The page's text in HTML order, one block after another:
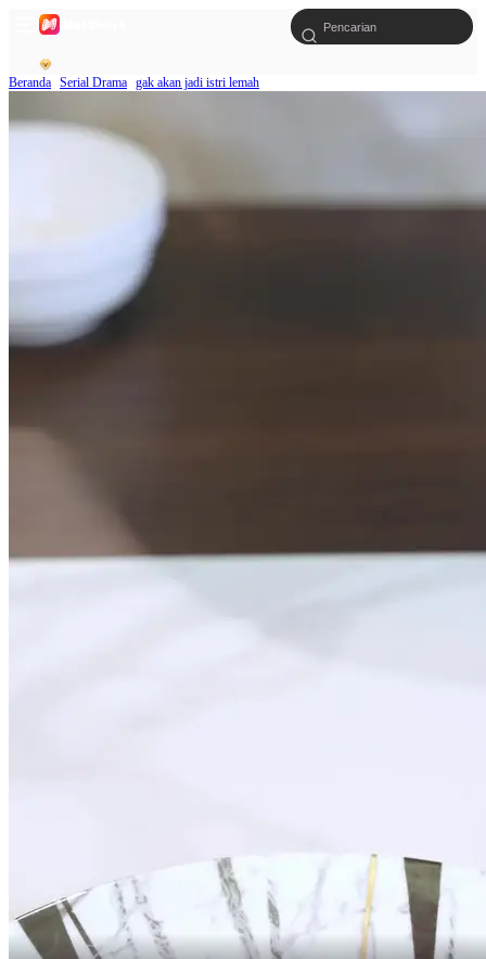
Beranda Serial Drama gak akan jadi istri lemah
Kami ada urusan
di Kota Selatan